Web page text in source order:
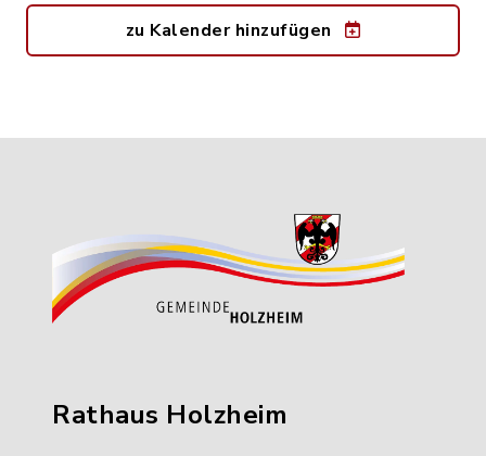
zu Kalender hinzufügen
Rathaus Holzheim